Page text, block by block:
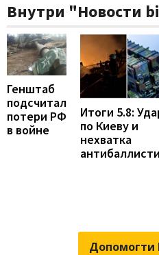
Внутри "Новости
Генштаб
подсчитал
потери РФ
в войне
Итоги 5.8:
по Киеву и
нехватка
Допомогти